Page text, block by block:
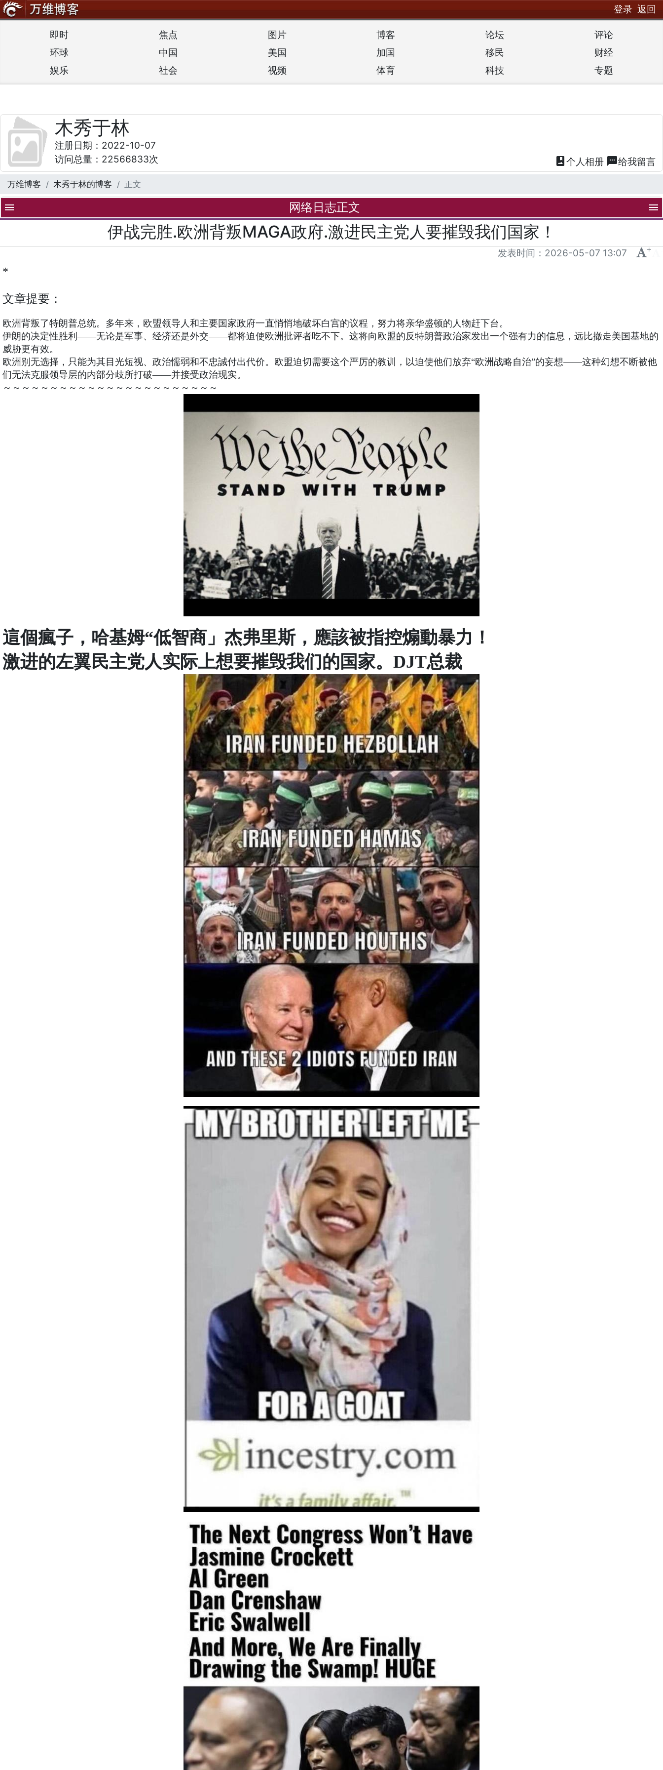
登录 返回
即时 焦点 图片 博客 论坛
评论
环球
中国 美国 加国 移民
财经
娱乐
社会 视频 体育 科技 专题
木秀于林
注册日期：2022-10-07
访问总量：22566833次
photo_album 个人相册 textsms给我留言
万维博客 木秀于林的博客 正文
menu 网络日志正文 menu
伊战完胜.欧洲背叛MAGA政府.激进民主党人要摧毁我们国家！
发表时间： 2026-05-07 13:07 +
*
文章提要：
欧洲背叛了特朗普总统。多年来，欧盟领导人和主要国家政府一直悄悄地破坏白宫的议程，努力将亲华盛顿的人物赶下台。
伊朗的决定性胜利——无论是军事、经济还是外交——都将迫使欧洲批评者吃不下。这将向欧盟的反特朗普政治家发出一个强有力的信息，远比撤走美国基地的
威胁更有效。
欧洲别无选择，只能为其目光短视、政治懦弱和不忠誠付出代价。欧盟迫切需要这个严厉的教训，以迫使他们放弃“欧洲战略自治”的妄想——这种幻想不断被他
们无法克服领导层的内部分歧所打破——并接受政治现实。
～～～～～～～～～～～～～～～～～～～～～～～
這個瘋子，哈基姆“低智商」杰弗里斯，應該被指控煽動暴力！
激进的左翼民主党人实际上想要摧毁我们的国家。DJT总裁